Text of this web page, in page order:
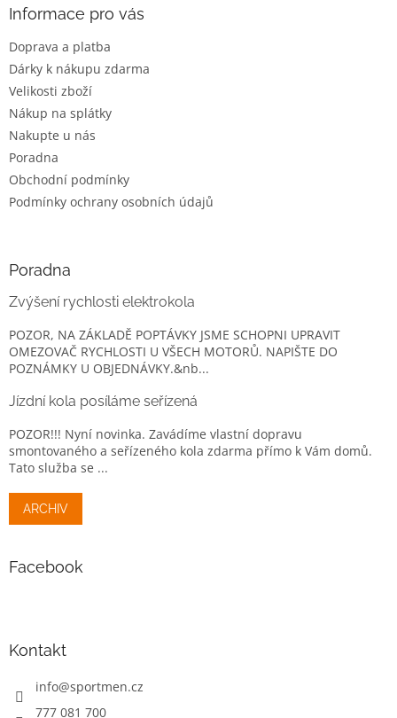
Informace pro vás
Doprava a platba
Dárky k nákupu zdarma
Velikosti zboží
Nákup na splátky
Nakupte u nás
Poradna
Obchodní podmínky
Podmínky ochrany osobních údajů
Poradna
Zvýšení rychlosti elektrokola
POZOR, NA ZÁKLADĚ POPTÁVKY JSME SCHOPNI UPRAVIT
OMEZOVAČ RYCHLOSTI U VŠECH MOTORŮ. NAPIŠTE DO
POZNÁMKY U OBJEDNÁVKY.&nb...
Jízdní kola posíláme seřízená
POZOR!!! Nyní novinka. Zavádíme vlastní dopravu
smontovaného a seřízeného kola zdarma přímo k Vám domů.
Tato služba se ...
ARCHIV
Facebook
Kontakt
info@sportmen.cz
777 081 700